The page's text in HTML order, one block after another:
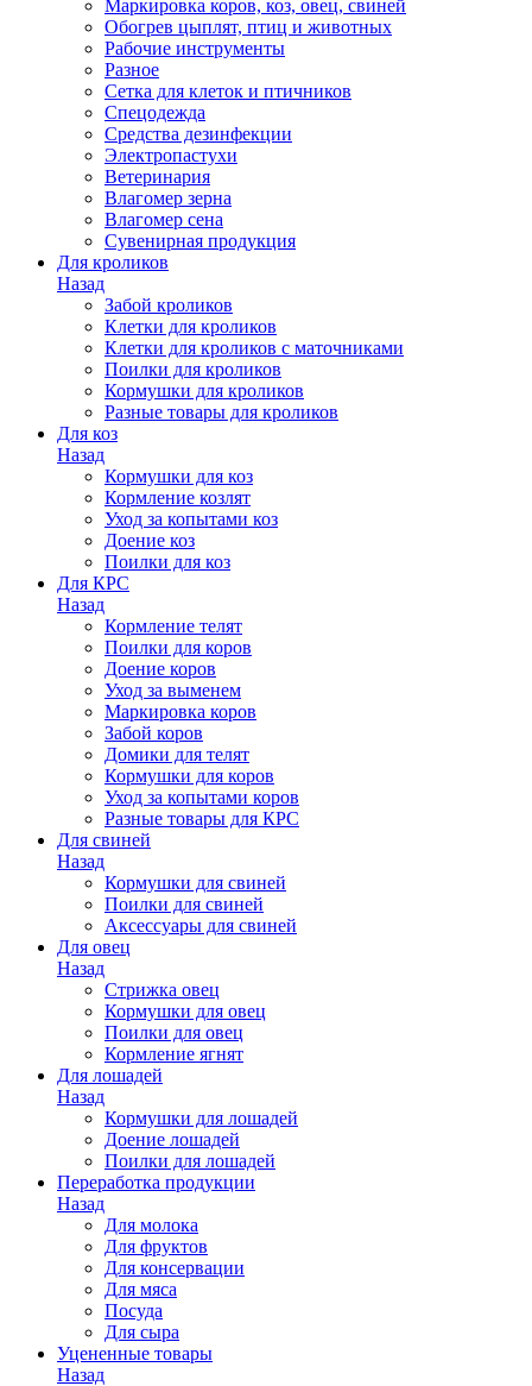
Маркировка коров, коз, овец, свиней
Обогрев цыплят, птиц и животных
Рабочие инструменты
Разное
Сетка для клеток и птичников
Спецодежда
Средства дезинфекции
Электропастухи
Ветеринария
Влагомер зерна
Влагомер сена
Сувенирная продукция
Для кроликов
Назад
Забой кроликов
Клетки для кроликов
Клетки для кроликов с маточниками
Поилки для кроликов
Кормушки для кроликов
Разные товары для кроликов
Для коз
Назад
Кормушки для коз
Кормление козлят
Уход за копытами коз
Доение коз
Поилки для коз
Для КРС
Назад
Кормление телят
Поилки для коров
Доение коров
Уход за выменем
Маркировка коров
Забой коров
Домики для телят
Кормушки для коров
Уход за копытами коров
Разные товары для КРС
Для свиней
Назад
Кормушки для свиней
Поилки для свиней
Аксессуары для свиней
Для овец
Назад
Стрижка овец
Кормушки для овец
Поилки для овец
Кормление ягнят
Для лошадей
Назад
Кормушки для лошадей
Доение лошадей
Поилки для лошадей
Переработка продукции
Назад
Для молока
Для фруктов
Для консервации
Для мяса
Посуда
Для сыра
Уцененные товары
Назад